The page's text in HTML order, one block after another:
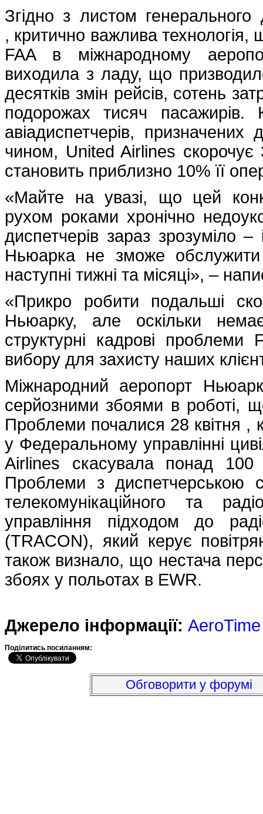
Згідно з листом
, критично важлива технологія,
FAA в міжнародному
виходила з ладу, що
десятків змін рейсів, сотень
подорожах тисяч
авіадиспетчерів,
чином, United Airlines
становить приблизно 10% її
«Майте на увазі, що цей
рухом роками хронічно
диспетчерів зараз зрозуміло
Ньюарка не зможе обслужити
наступні тижні та місяці», –
«Прикро робити подальші
Ньюарку, але оскільки
структурні кадрові
вибору для захисту наших
Міжнародний аеропорт
серйозними збоями в роботі,
Проблеми почалися 28 квітня ,
у Федеральному управлінні
Airlines скасувала понад
Проблеми з диспетчерською
телекомунікаційного та
управління підходом до
(TRACON), який керує
також визнало, що нестача
збоях у польотах в EWR.
Джерело інформації: AeroTime
Подiлитись посиланням:
Обговорити у форумі